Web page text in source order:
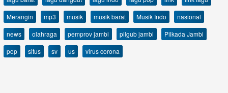
Merangin
mp3 musik musik barat Musik Indo
nasional
news
olahraga pemprov jambi pilgub jambi
Pilkada Jambi
pop
situs sv us virus corona